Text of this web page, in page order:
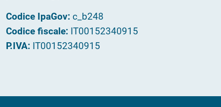
Codice IpaGov: c_b248
Codice fiscale: IT00152340915
P.IVA: IT00152340915